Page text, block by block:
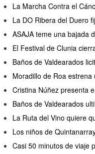
La Marcha Contra el
La DO Ribera del Duero
ASAJA teme una bajada
El Festival de Clunia
Baños de Valdearados
Moradillo de Roa
Cristina Núñez presenta
Baños de Valdearados
La Ruta del Vino quiere
Los niños de
Casi 50 minutos de viaje